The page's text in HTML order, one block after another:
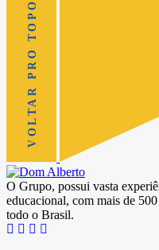
VOLTAR PRO TOPO
O Grupo, possui vasta
educacional, com mais de
todo o Brasil.